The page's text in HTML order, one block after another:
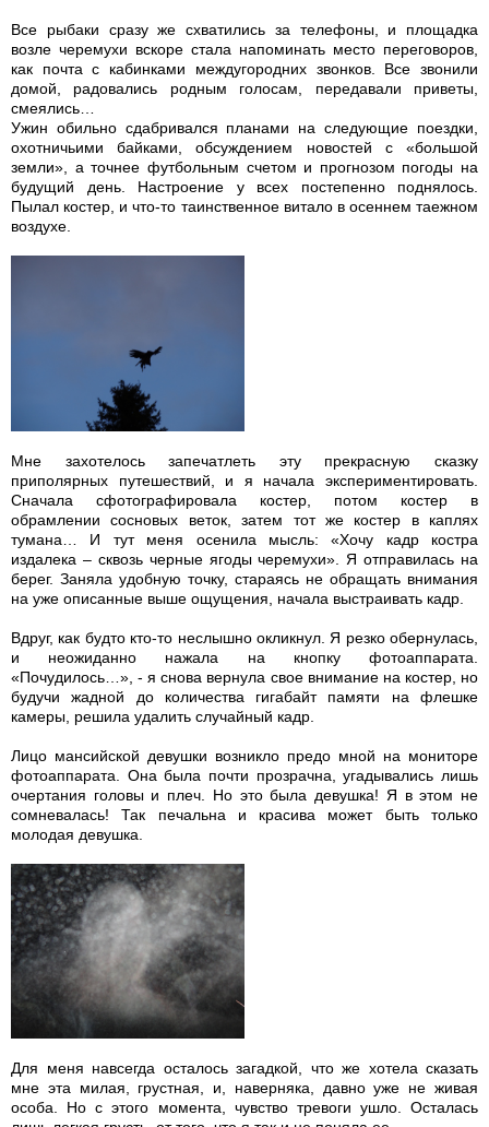
Все рыбаки сразу же схватились за телефоны, и площадка
возле черемухи вскоре стала напоминать место переговоров,
как почта с кабинками междугородних звонков. Все звонили
домой, радовались родным голосам, передавали приветы,
смеялись…
Ужин обильно сдабривался планами на следующие поездки,
охотничьими байками, обсуждением новостей с «большой
земли», а точнее футбольным счетом и прогнозом погоды на
будущий день. Настроение у всех постепенно поднялось.
Пылал костер, и что-то таинственное витало в осеннем таежном
воздухе.
Мне захотелось запечатлеть эту прекрасную сказку
приполярных путешествий, и я начала экспериментировать.
Сначала сфотографировала костер, потом костер в
обрамлении сосновых веток, затем тот же костер в каплях
тумана… И тут меня осенила мысль: «Хочу кадр костра
издалека – сквозь черные ягоды черемухи». Я отправилась на
берег. Заняла удобную точку, стараясь не обращать внимания
на уже описанные выше ощущения, начала выстраивать кадр.
Вдруг, как будто кто-то неслышно окликнул. Я резко обернулась,
и неожиданно нажала на кнопку фотоаппарата.
«Почудилось…», - я снова вернула свое внимание на костер, но
будучи жадной до количества гигабайт памяти на флешке
камеры, решила удалить случайный кадр.
Лицо мансийской девушки возникло предо мной на мониторе
фотоаппарата. Она была почти прозрачна, угадывались лишь
очертания головы и плеч. Но это была девушка! Я в этом не
сомневалась! Так печальна и красива может быть только
молодая девушка.
Для меня навсегда осталось загадкой, что же хотела сказать
мне эта милая, грустная, и, наверняка, давно уже не живая
особа. Но с этого момента, чувство тревоги ушло. Осталась